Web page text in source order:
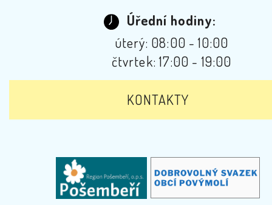
Úřední hodiny:
úterý: 08:00 - 10:00
čtvrtek: 17:00 - 19:00
KONTAKTY